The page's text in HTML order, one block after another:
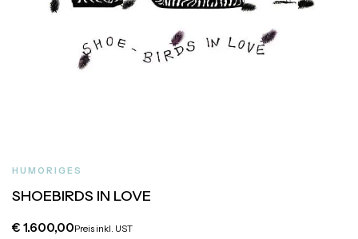
HUMORIGES
SHOEBIRDS IN LOVE
€ 1.600,00Preis inkl. UST